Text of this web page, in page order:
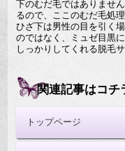
下のむだ毛ではありませ
るので、ここのむだ毛処
ひざ下は男性の目を引く
のではなく、ミュゼ目黒
しっかりしてくれる脱毛
関連記事はコチ
トップページ